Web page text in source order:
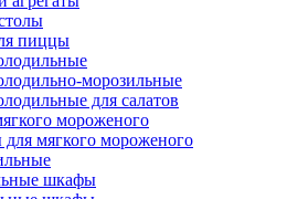
пиццы
морозильные
для салатов
мороженого
мягкого мороженого
шкафы